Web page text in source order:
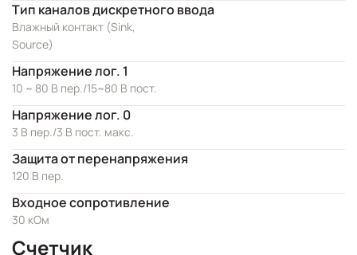
Тип каналов дискретного ввода
Влажный контакт (Sink,
Source)
Напряжение лог. 1
10 ~ 80 В пер./15~80 В пост.
Напряжение лог. 0
3 В пер./3 В пост. макс.
Защита от перенапряжения
120 В пер.
Входное сопротивление
30 кОм
Счетчик